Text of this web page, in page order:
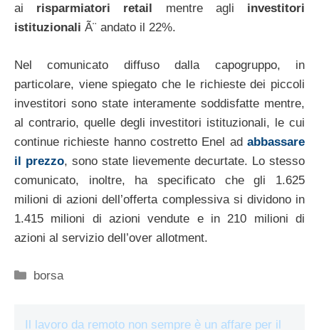
ai risparmiatori retail mentre agli investitori
istituzionali Ã¨ andato il 22%.
Nel comunicato diffuso dalla capogruppo, in
particolare, viene spiegato che le richieste dei piccoli
investitori sono state interamente soddisfatte mentre,
al contrario, quelle degli investitori istituzionali, le cui
continue richieste hanno costretto Enel ad abbassare
il prezzo, sono state lievemente decurtate. Lo stesso
comunicato, inoltre, ha specificato che gli 1.625
milioni di azioni dell’offerta complessiva si dividono in
1.415 milioni di azioni vendute e in 210 milioni di
azioni al servizio dell’over allotment.
Categorie
borsa
Il lavoro da remoto non sempre è un affare per il